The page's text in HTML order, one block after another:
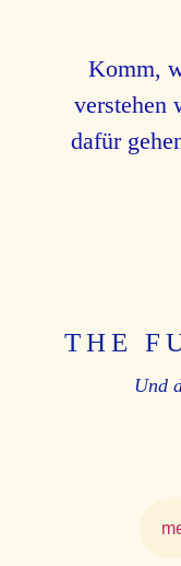
Komm,
verstehen
dafür
THE
Und